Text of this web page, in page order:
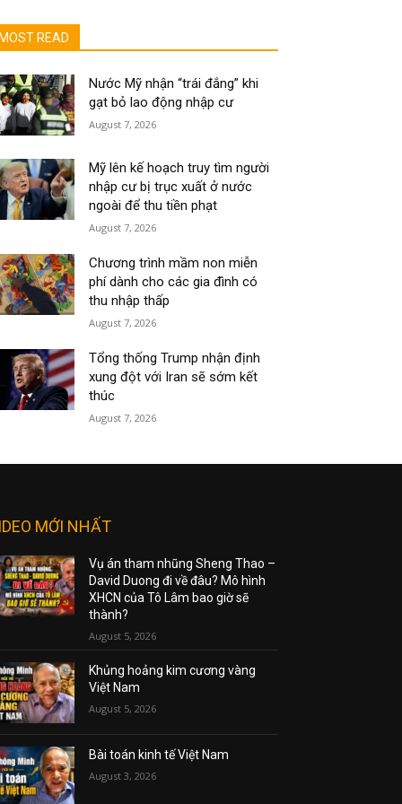
MOST READ
Nước Mỹ nhận “trái đắng” khi
gạt bỏ lao động nhập cư
August 7, 2026
Mỹ lên kế hoạch truy tìm người
nhập cư bị trục xuất ở nước
ngoài để thu tiền phạt
August 7, 2026
Chương trình mầm non miễn
phí dành cho các gia đình có
thu nhập thấp
August 7, 2026
Tổng thống Trump nhận định
xung đột với Iran sẽ sớm kết
thúc
August 7, 2026
MỚI NHẤT
Vụ án tham nhũng Sheng Thao –
David Duong đi về đâu? Mô hình
XHCN của Tô Lâm bao giờ sẽ
thành?
August 5, 2026
Khủng hoảng kim cương vàng
Việt Nam
August 5, 2026
Bài toán kinh tế Việt Nam
August 3, 2026